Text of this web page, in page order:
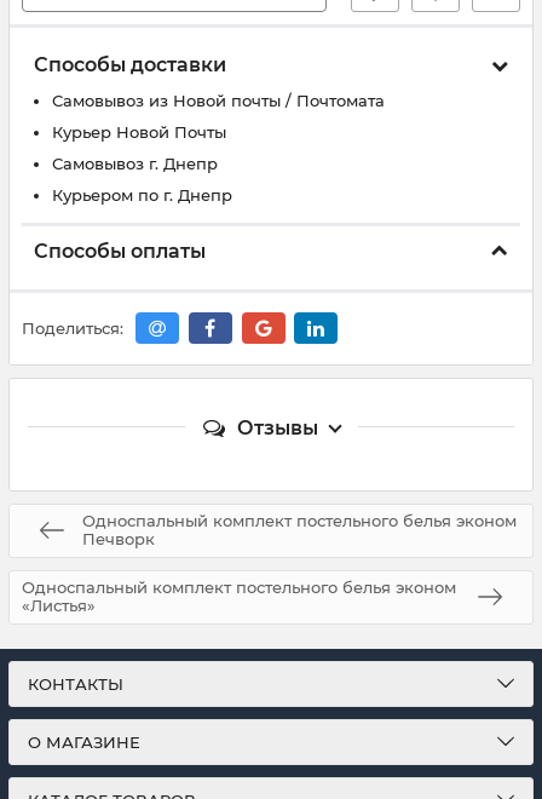
Способы доставки
Самовывоз из Новой почты / Почтомата
Курьер Новой Почты
Самовывоз г. Днепр
Курьером по г. Днепр
Способы оплаты
Поделиться:
Отзывы
Односпальный комплект постельного белья эконом
Печворк
Односпальный комплект постельного белья эконом
«Листья»
КОНТАКТЫ
О МАГАЗИНЕ